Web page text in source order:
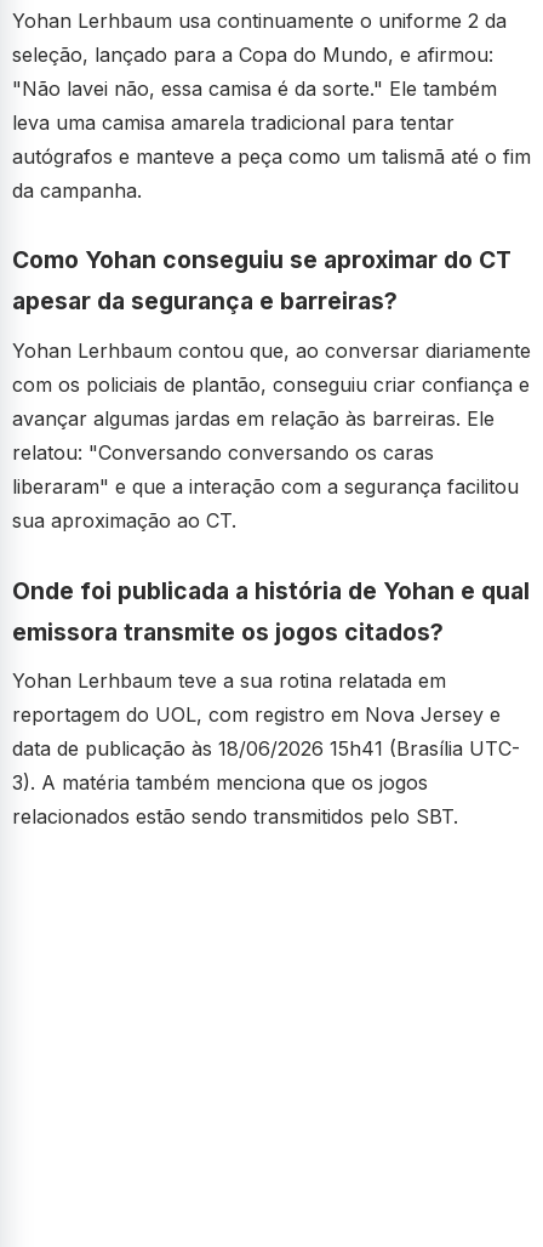
Yohan Lerhbaum usa continuamente o uniforme 2 da
seleção, lançado para a Copa do Mundo, e afirmou:
"Não lavei não, essa camisa é da sorte." Ele também
leva uma camisa amarela tradicional para tentar
autógrafos e manteve a peça como um talismã até o fim
da campanha.
Como Yohan conseguiu se aproximar do CT
apesar da segurança e barreiras?
Yohan Lerhbaum contou que, ao conversar diariamente
com os policiais de plantão, conseguiu criar confiança e
avançar algumas jardas em relação às barreiras. Ele
relatou: "Conversando conversando os caras
liberaram" e que a interação com a segurança facilitou
sua aproximação ao CT.
Onde foi publicada a história de Yohan e qual
emissora transmite os jogos citados?
Yohan Lerhbaum teve a sua rotina relatada em
reportagem do UOL, com registro em Nova Jersey e
data de publicação às 18/06/2026 15h41 (Brasília UTC-
3). A matéria também menciona que os jogos
relacionados estão sendo transmitidos pelo SBT.